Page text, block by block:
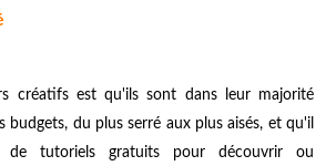
créatifs est qu'ils sont dans leur majorité
budgets, du plus serré aux plus aisés, et qu'il
de tutoriels gratuits pour découvrir ou